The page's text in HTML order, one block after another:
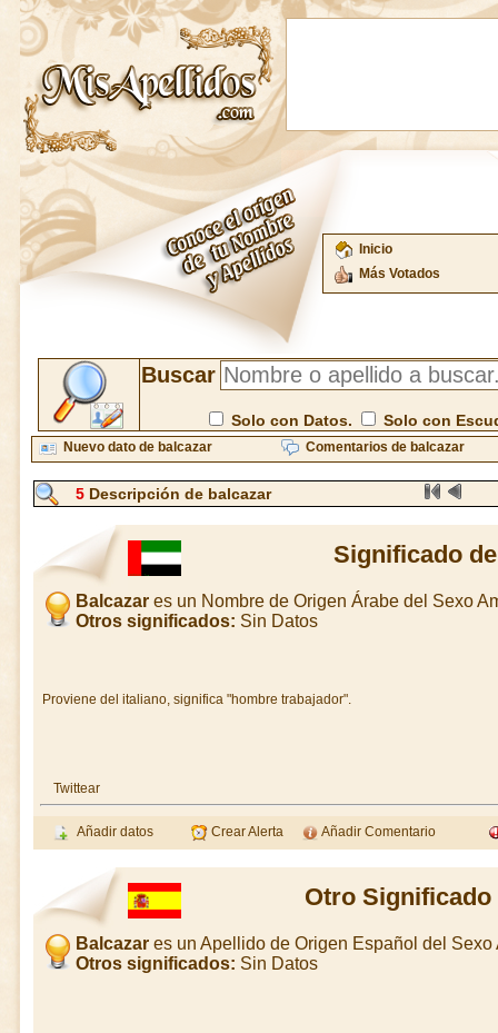
Inicio
Más Votados
Buscar
Solo con Datos. Solo con
Nuevo dato de balcazar Comentarios de balcazar
5Descripción de balcazar
Significado
Balcazar es un Nombre de Origen Árabe del Sexo
Otros significados: Sin Datos
Proviene del italiano, significa "hombre trabajador".
Twittear
Añadir datos Crear Alerta Añadir Comentario
Otro Significado
Balcazar es un Apellido de Origen Español del Sexo
Otros significados: Sin Datos